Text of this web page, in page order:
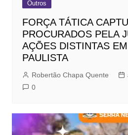
Outros
FORÇA TÁTICA
PROCURADOS PELA
AÇÕES DISTINTAS
PAULISTA
Robertão Chapa Quente
0